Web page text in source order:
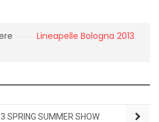
Lineapelle Bologna 2013
SPRING SUMMER SHOW